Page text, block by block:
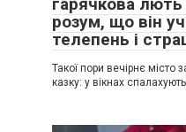
розум, що він
телепень і
Такої пори вечірнє
казку: у вікнах